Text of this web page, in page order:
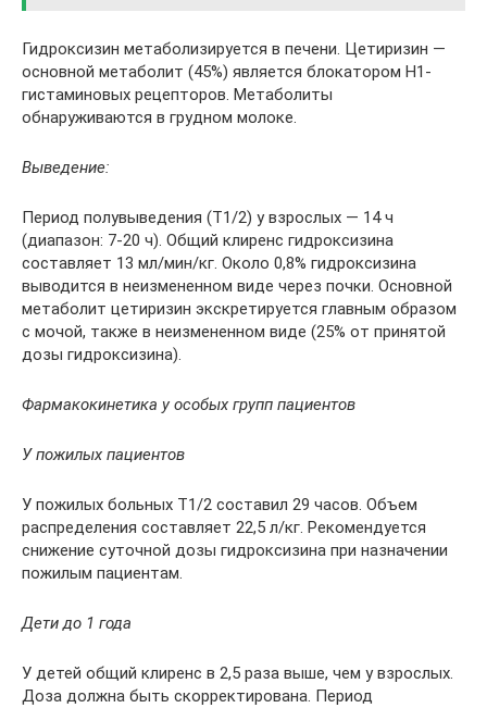
Гидроксизин метаболизируется в печени. Цетиризин —
основной метаболит (45%) является блокатором Н1-
гистаминовых рецепторов. Метаболиты
обнаруживаются в грудном молоке.
Выведение:
Период полувыведения (T1/2) у взрослых — 14 ч
(диапазон: 7-20 ч). Общий клиренс гидроксизина
составляет 13 мл/мин/кг. Около 0,8% гидроксизина
выводится в неизмененном виде через почки. Основной
метаболит цетиризин экскретируется главным образом
с мочой, также в неизмененном виде (25% от принятой
дозы гидроксизина).
Фармакокинетика у особых групп пациентов
У пожилых пациентов
У пожилых больных T1/2 составил 29 часов. Объем
распределения составляет 22,5 л/кг. Рекомендуется
снижение суточной дозы гидроксизина при назначении
пожилым пациентам.
Дети до 1 года
У детей общий клиренс в 2,5 раза выше, чем у взрослых.
Доза должна быть скорректирована. Период